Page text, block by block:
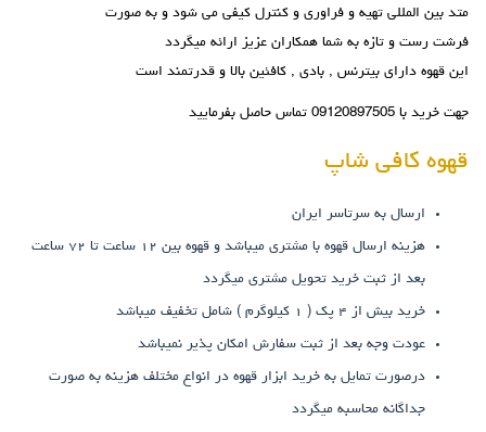
متد بین المللی تهیه و فراوری و کنترل کیفی می شود و به صورت
فرشت رست و تازه به شما همکاران عزیز ارائه میگردد
این قهوه دارای بیترنس , بادی , کافئین بالا و قدرتمند است
جهت خرید با 09120897505 تماس حاصل بفرمایید
قهوه کافی شاپ
ارسال به سرتاسر ایران
هزینه ارسال قهوه با مشتری میباشد و قهوه بین ۱۲ ساعت تا ۷۲ ساعت
بعد از ثبت خرید تحویل مشتری میگردد
خرید بیش از ۴ پک ( ۱ کیلوگرم ) شامل تخفیف میباشد
عودت وجه بعد از ثبت سفارش امکان پذیر نمیباشد
درصورت تمایل به خرید ابزار قهوه در انواع مختلف هزینه به صورت
جداگانه محاسبه میگردد